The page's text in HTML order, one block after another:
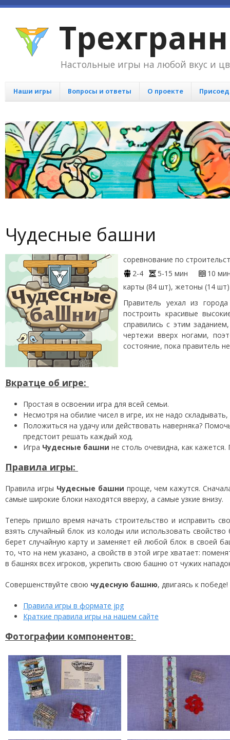
Настольные игры на любой вкус и
Наши игры Вопросы и ответы О проекте
Чудесные башни
соревнование по
2-4
5-15 мин
10
карты (84 шт), жетоны (14 шт)
Правитель уехал из
построить красивые
справились с этим
чертежи вверх ногами,
состояние, пока правитель
Вкратце об игре:
Простая в освоении игра для всей семьи.
Несмотря на обилие чисел в игре, их не надо
Положиться на удачу или действовать наверняка?
предстоит решать каждый ход.
Игра Чудесные башни не столь очевидна, как
Правила игры:
Правила игры Чудесные башни проще, чем кажутся.
самые широкие блоки находятся вверху, а самые узкие внизу.
Теперь пришло время начать строительство и исправить
взять случайный блок из колоды или использовать
берет случайную карту и заменяет ей любой блок в своей
то, что на нем указано, а свойств в этой игре хватает:
в башнях всех игроков, укрепить свою башню от чужих
Совершенствуйте свою чудесную башню, двигаясь к победе!
Правила игры в формате jpg
Краткие правила игры на нашем сайте
Фотографии компонентов: